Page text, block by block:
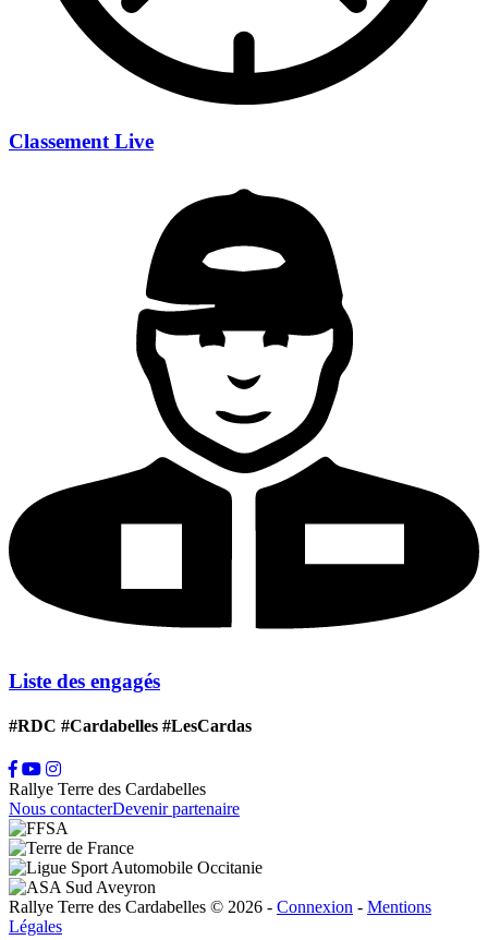
Classement Live
Liste des engagés
#RDC #Cardabelles #LesCardas
Rallye Terre des Cardabelles
Nous contacterDevenir partenaire
Rallye Terre des Cardabelles © 2026 - Connexion - Mentions
Légales